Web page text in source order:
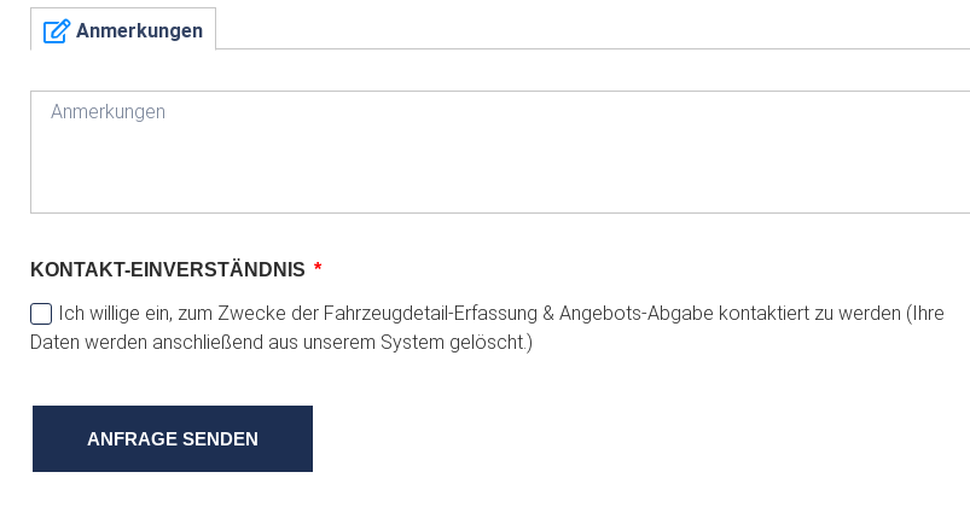
Anmerkungen
KONTAKT-EINVERSTÄNDNIS
Ich willige ein, zum Zwecke der Fahrzeugdetail-Erfassung & Angebots-Abgabe kontaktiert zu werden (Ihre
Daten werden anschließend aus unserem System gelöscht.)
ANFRAGE SENDEN